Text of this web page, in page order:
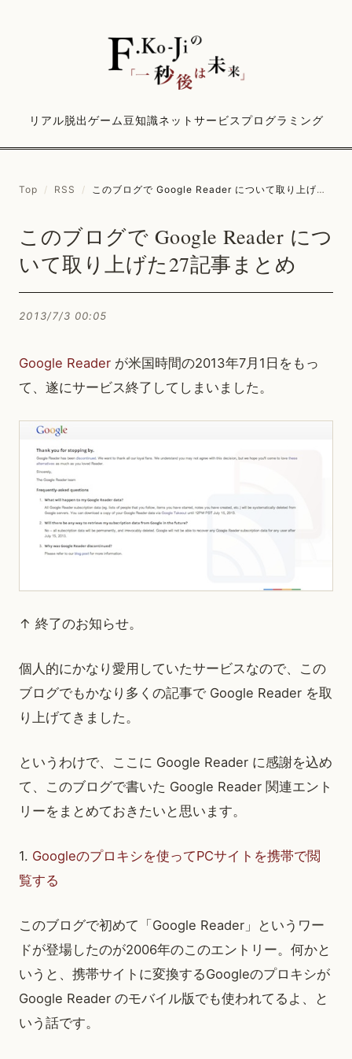
リアル脱出ゲーム豆知識ネットサービス プログラミング
Top / RSS / このブログで Google Reader について取り上げた27記事まとめ
このブログで Google Reader につ
いて取り上げた27記事まとめ
2013/7/3 00:05
Google Reader が米国時間の2013年7月1日をもっ
て、遂にサービス終了してしまいました。
↑ 終了のお知らせ。
個人的にかなり愛用していたサービスなので、この
ブログでもかなり多くの記事で Google Reader を取
り上げてきました。
というわけで、ここに Google Reader に感謝を込め
て、このブログで書いた Google Reader 関連エント
リーをまとめておきたいと思います。
1. Googleのプロキシを使ってPCサイトを携帯で閲
覧する
このブログで初めて「Google Reader」というワー
ドが登場したのが2006年のこのエントリー。何かと
いうと、携帯サイトに変換するGoogleのプロキシが
Google Reader のモバイル版でも使われてるよ、と
いう話です。